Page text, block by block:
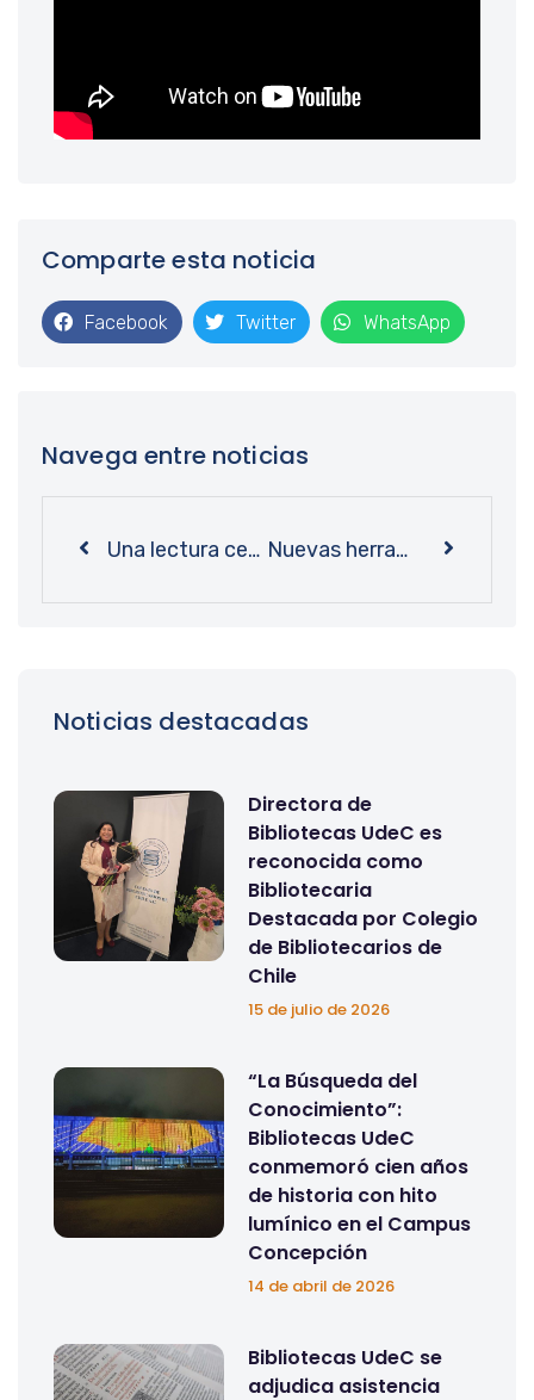
Comparte esta noticia
Facebook Twitter WhatsApp
Navega entre noticias
Una lectura centenaria: Bibliotecas UdeC invita a vivir el Mes del Libro 2026 con un amplio programa Nuevas herramientas para redescubrir el pasado: Bibliotecas UdeC albergó charla y taller sobre genealogía
Noticias destacadas
Directora de
Bibliotecas UdeC es
reconocida como
Bibliotecaria
Destacada por Colegio
de Bibliotecarios de
Chile
15 de julio de 2026
“La Búsqueda del
Conocimiento”:
Bibliotecas UdeC
conmemoró cien años
de historia con hito
lumínico en el Campus
Concepción
14 de abril de 2026
Bibliotecas UdeC se
adjudica asistencia